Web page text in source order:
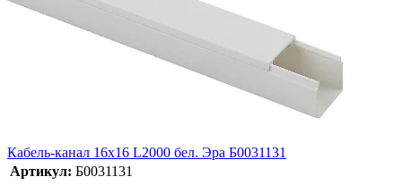
Кабель-канал 16х16 L2000 бел. Эра Б0031131
Артикул: Б0031131